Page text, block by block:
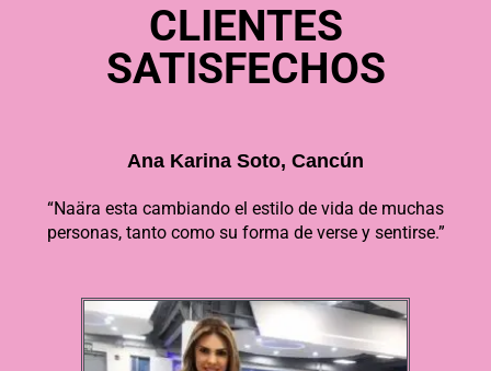
CLIENTES
SATISFECHOS
Ana Karina Soto, Cancún
“Naära esta cambiando el estilo de vida de muchas
personas, tanto como su forma de verse y sentirse.”